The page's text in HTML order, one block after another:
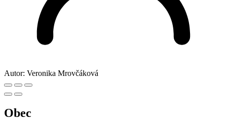
Autor: Veronika Mrovčáková
Obec